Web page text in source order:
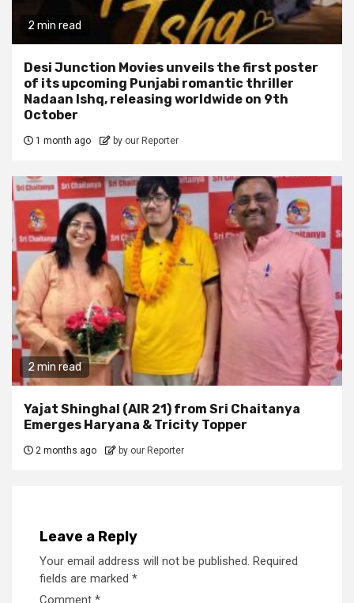
2 min read
Desi Junction Movies unveils the first poster
of its upcoming Punjabi romantic thriller
Nadaan Ishq, releasing worldwide on 9th
October
1 month ago by our Reporter
2 min read
Yajat Shinghal (AIR 21) from Sri Chaitanya
Emerges Haryana & Tricity Topper
2 months ago by our Reporter
Leave a Reply
Your email address will not be published. Required
fields are marked *
Comment *